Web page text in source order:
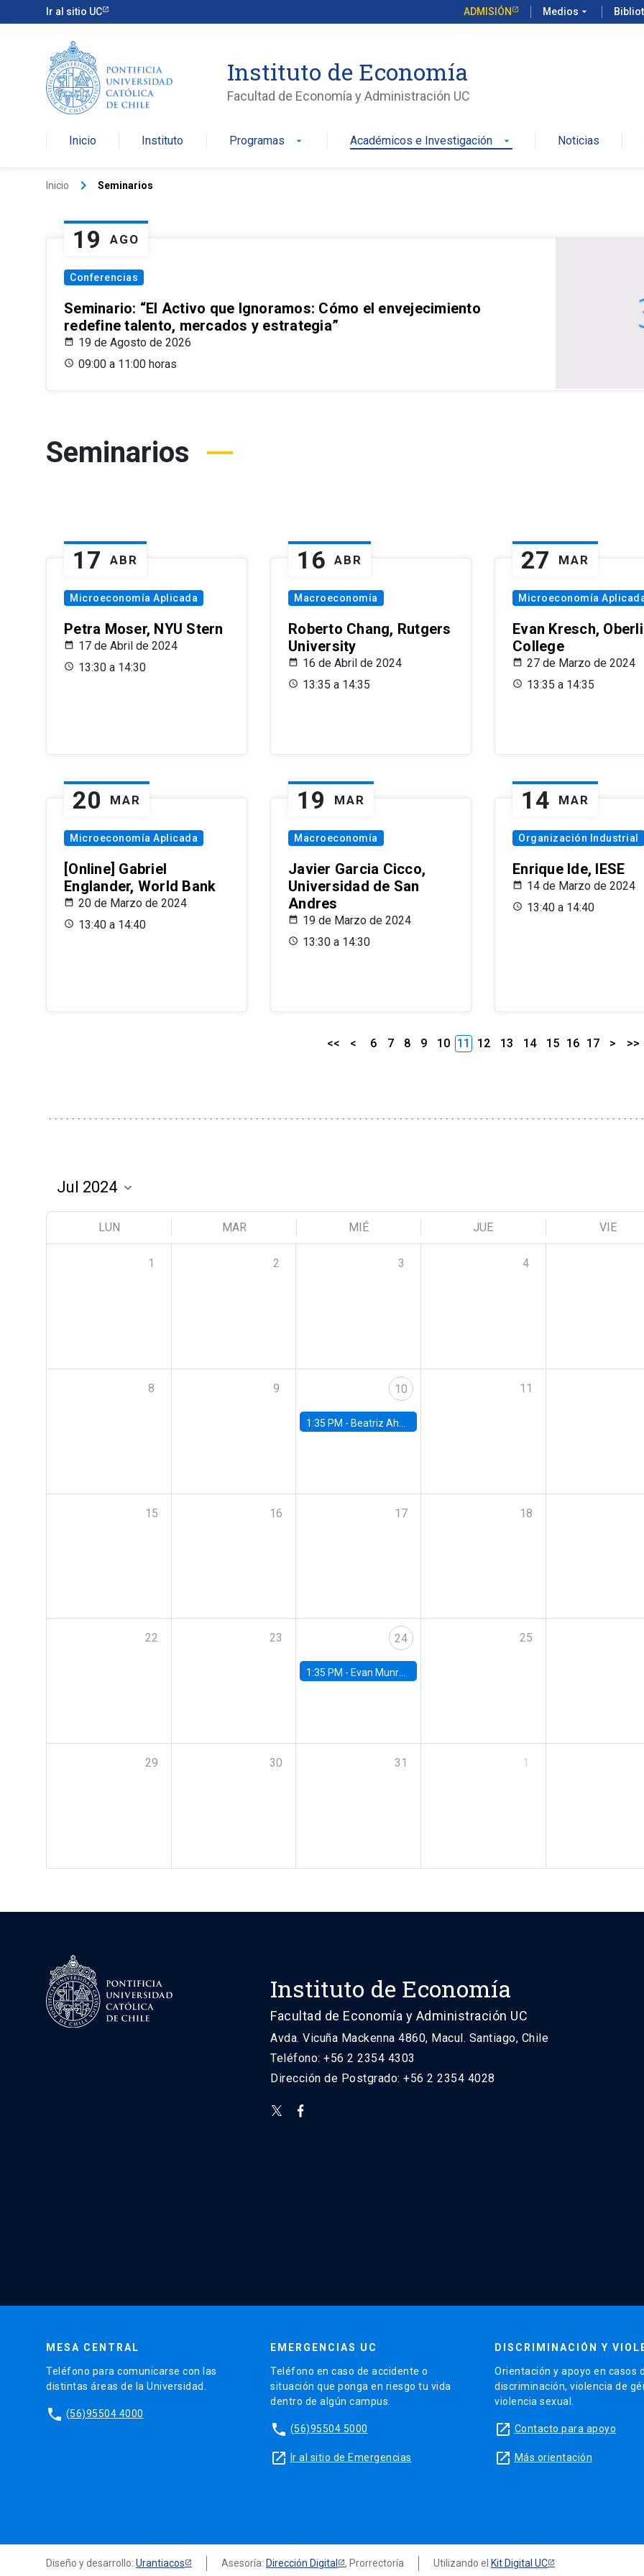
Ir al sitio UC ADMISIÓN Medios arrow_drop_down
Instituto de Economía
Facultad de Economía y Administración UC
Inicio Instituto Programas arrow_drop_down Académicos e Investigación arrow_drop_down Noticias
Inicio keyboard_arrow_right Seminarios
19 AGO
Conferencias
Seminario: “El Activo que Ignoramos: Cómo el envejecimiento
redefine talento, mercados y estrategia”
19 de Agosto de 2026
09:00 a 11:00 horas
Seminarios
17 ABR
Microeconomía Aplicada
Petra Moser, NYU Stern
17 de Abril de 2024
13:30 a 14:30
16 ABR
Macroeconomía
Roberto Chang, Rutgers
University
16 de Abril de 2024
13:35 a 14:35
27 MAR
Microeconomía
Evan Kresch,
College
27 de Marzo de 2024
13:35 a 14:35
20 MAR
Microeconomía Aplicada
[Online] Gabriel
Englander, World Bank
20 de Marzo de 2024
13:40 a 14:40
19 MAR
Macroeconomía
Javier Garcia Cicco,
Universidad de San
Andres
19 de Marzo de 2024
13:30 a 14:30
14 MAR
Organización Industrial
Enrique Ide, IESE
14 de Marzo de 2024
13:40 a 14:40
<< < 6 7 8 9 10 11 12 13 14 15 16 17 > >>
LUN MAR MIÉ JUE VIE
1 2 3 4
8 9 10
1:35 PM - Beatriz Ahumada, PhD candidate, Universidad de Pittsburgh
11
15 16 17 18
22 23 24
1:35 PM - Evan Munro, Neyman Visiting Assistant Professor in the Department of Statistics at UC Berkeley
25
29 30 31 1
Instituto de Economía
Facultad de Economía y Administración UC
Avda. Vicuña Mackenna 4860, Macul. Santiago, Chile
Teléfono: +56 2 2354 4303
Dirección de Postgrado: +56 2 2354 4028
MESA CENTRAL
Teléfono para comunicarse con las
distintas áreas de la Universidad.
phone (56)95504 4000
EMERGENCIAS UC
Teléfono en caso de accidente o
situación que ponga en riesgo tu vida
dentro de algún campus.
phone (56)95504 5000
launch Ir al sitio de Emergencias
DISCRIMINACIÓN Y
Orientación y apoyo en casos
discriminación, violencia de
violencia sexual.
launch Contacto para apoyo
launch Más orientación
Diseño y desarrollo: Urantiacos Asesoría: Dirección Digital , Prorrectoría Utilizando el Kit Digital UC